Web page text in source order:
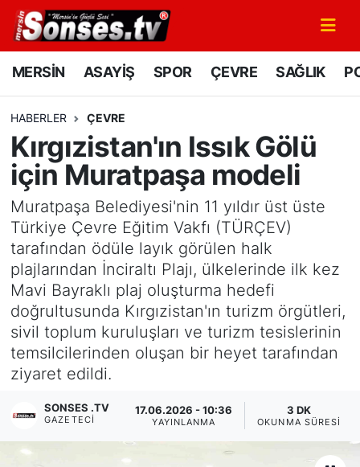
MERSİN ASAYİŞ SPOR ÇEVRE SAĞLIK
HABERLER ÇEVRE
Kırgızistan'ın Issık Gölü
için Muratpaşa modeli
Muratpaşa Belediyesi'nin 11 yıldır üst üste
Türkiye Çevre Eğitim Vakfı (TÜRÇEV)
tarafından ödüle layık görülen halk
plajlarından İnciraltı Plajı, ülkelerinde ilk kez
Mavi Bayraklı plaj oluşturma hedefi
doğrultusunda Kırgızistan'ın turizm örgütleri,
sivil toplum kuruluşları ve turizm tesislerinin
temsilcilerinden oluşan bir heyet tarafından
ziyaret edildi.
SONSES .TV
GAZETECI
17.06.2026 - 10:36
YAYINLANMA
3 DK
OKUNMA SÜRESI
MERSİN
SPOR
GÜNÜN MANŞETİ
DÜNYA
KÜLTÜR - SANAT
MAGAZİN
SAĞLIK
Mersin Nöbetçi Eczaneler
Mersin Namaz Vakitleri
Mersin Trafik Yoğunluk Haritası
Süper Lig Puan Durumu ve Fikstür
Tüm Manşetler
Son Dakika Haberleri
Haber Arşivi